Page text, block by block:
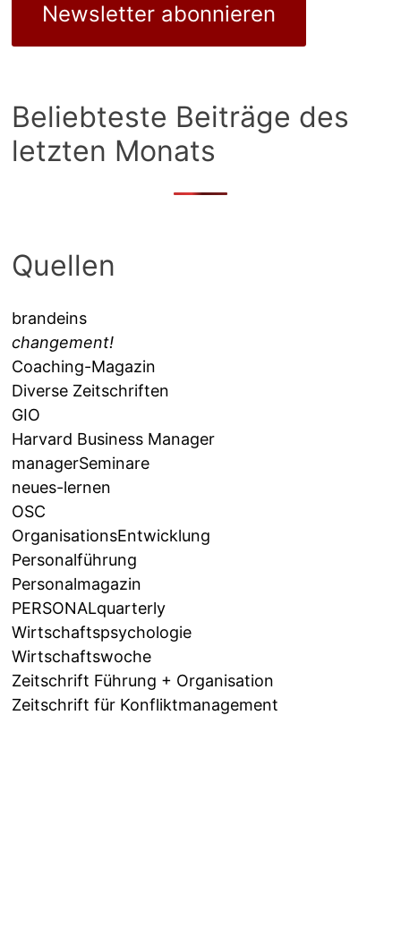
Newsletter abonnieren
Beliebteste Beiträge des
letzten Monats
Quellen
brandeins
changement!
Coaching-Magazin
Diverse Zeitschriften
GIO
Harvard Business Manager
managerSeminare
neues-lernen
OSC
OrganisationsEntwicklung
Personalführung
Personalmagazin
PERSONALquarterly
Wirtschaftspsychologie
Wirtschaftswoche
Zeitschrift Führung + Organisation
Zeitschrift für Konfliktmanagement